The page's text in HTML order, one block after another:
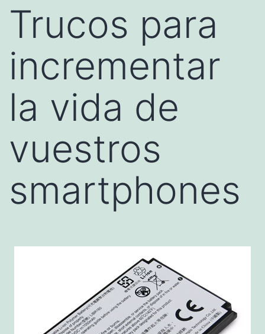
Trucos para
incrementar
la vida de
vuestros
smartphones